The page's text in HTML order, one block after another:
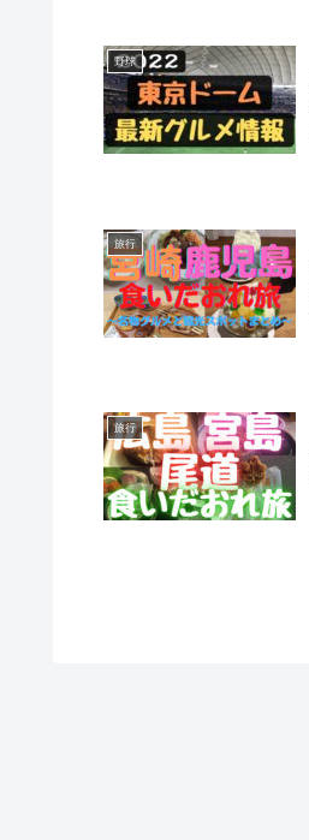
野球
旅行
旅行